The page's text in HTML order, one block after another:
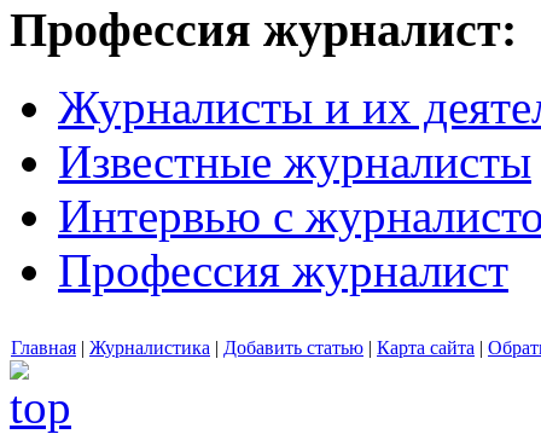
Профессия журналист:
Журналисты и их
Известные журналисты
Интервью с
Профессия журналист
Главная | Журналистика | Добавить статью | Карта сайта |